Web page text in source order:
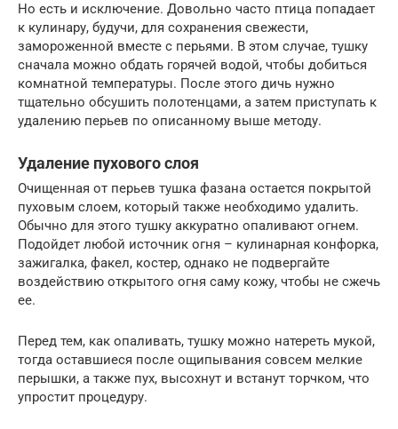
Но есть и исключение. Довольно часто птица попадает
к кулинару, будучи, для сохранения свежести,
замороженной вместе с перьями. В этом случае, тушку
сначала можно обдать горячей водой, чтобы добиться
комнатной температуры. После этого дичь нужно
тщательно обсушить полотенцами, а затем приступать к
удалению перьев по описанному выше методу.
Удаление пухового слоя
Очищенная от перьев тушка фазана остается покрытой
пуховым слоем, который также необходимо удалить.
Обычно для этого тушку аккуратно опаливают огнем.
Подойдет любой источник огня – кулинарная конфорка,
зажигалка, факел, костер, однако не подвергайте
воздействию открытого огня саму кожу, чтобы не сжечь
ее.
Перед тем, как опаливать, тушку можно натереть мукой,
тогда оставшиеся после ощипывания совсем мелкие
перышки, а также пух, высохнут и встанут торчком, что
упростит процедуру.